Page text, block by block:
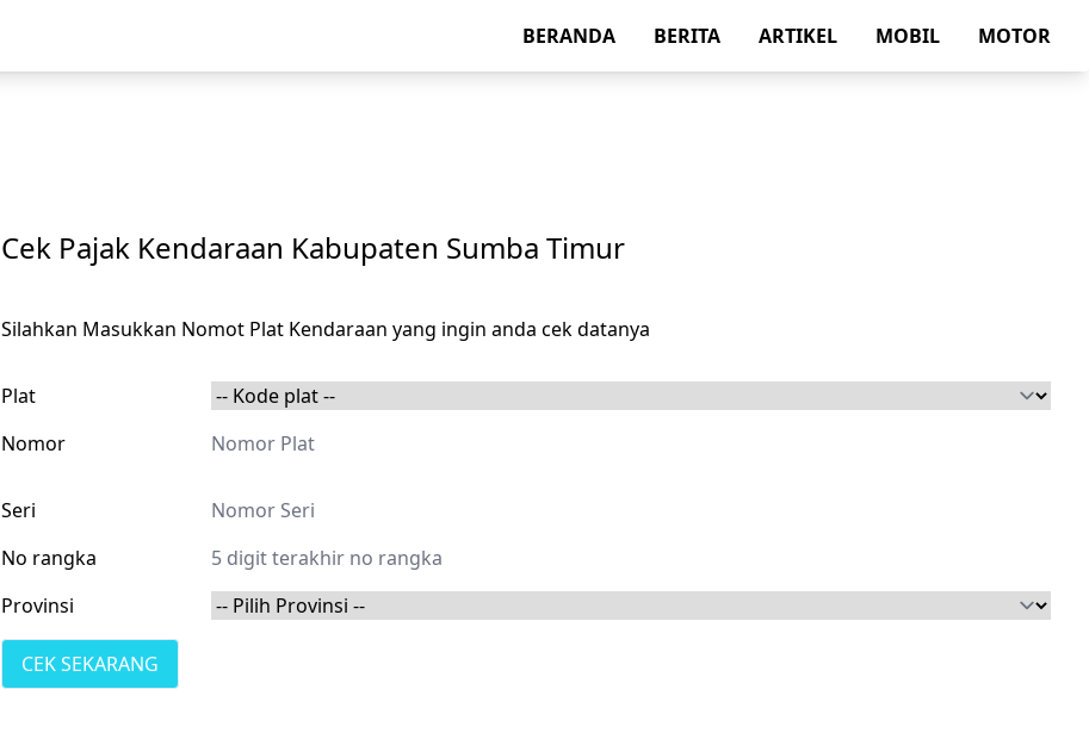
BERANDA BERITA ARTIKEL MOBIL MOTOR
Cek Pajak Kendaraan Kabupaten Sumba Timur
Silahkan Masukkan Nomot Plat Kendaraan yang ingin anda cek datanya
Plat
Nomor
Seri
No rangka
Provinsi